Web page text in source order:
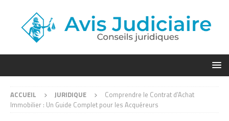
ACCUEIL JURIDIQUE
Comprendre le Contrat d’Achat
Immobilier : Un Guide Complet pour les Acquéreurs